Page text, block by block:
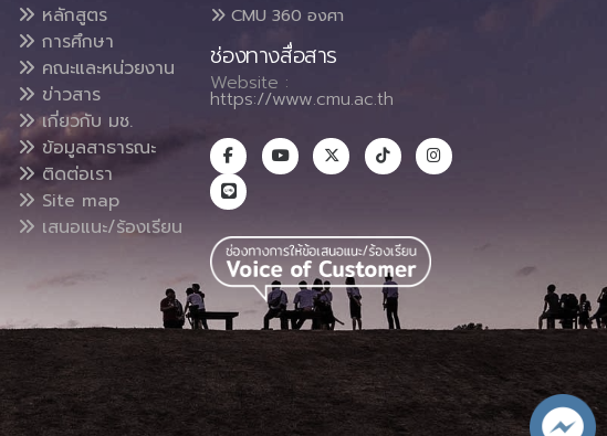
หลักสูตร
การศึกษา
คณะและหน่วยงาน
ข่าวสาร
เกี่ยวกับ มช.
ข้อมูลสาธารณะ
ติดต่อเรา
Site map
เสนอแนะ/ร้องเรียน
CMU 360 องศา
ช่องทางสื่อสาร
Website :
https://www.cmu.ac.th